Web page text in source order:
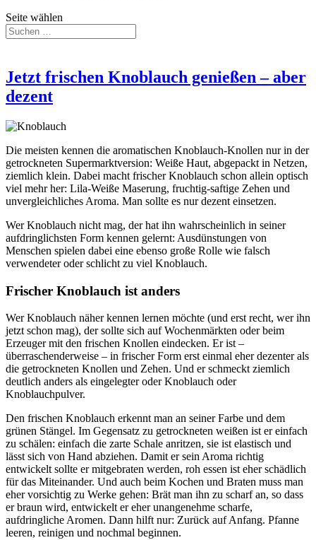
Seite wählen
Jetzt frischen Knoblauch genießen – aber
dezent
Die meisten kennen die aromatischen Knoblauch-Knollen nur in der
getrockneten Supermarktversion: Weiße Haut, abgepackt in Netzen,
ziemlich klein. Dabei macht frischer Knoblauch schon allein optisch
viel mehr her: Lila-Weiße Maserung, fruchtig-saftige Zehen und
unvergleichliches Aroma. Man sollte es nur dezent einsetzen.
Wer Knoblauch nicht mag, der hat ihn wahrscheinlich in seiner
aufdringlichsten Form kennen gelernt: Ausdünstungen von
Menschen spielen dabei eine ebenso große Rolle wie falsch
verwendeter oder schlicht zu viel Knoblauch.
Frischer Knoblauch ist anders
Wer Knoblauch näher kennen lernen möchte (und erst recht, wer ihn
jetzt schon mag), der sollte sich auf Wochenmärkten oder beim
Erzeuger mit den frischen Knollen eindecken. Er ist –
überraschenderweise – in frischer Form erst einmal eher dezenter als
die getrockneten Knollen und Zehen. Und er schmeckt ziemlich
deutlich anders als eingelegter oder Knoblauch oder
Knoblauchpulver.
Den frischen Knoblauch erkennt man an seiner Farbe und dem
grünen Stängel. Im Gegensatz zu getrockneten weißen ist er einfach
zu schälen: einfach die zarte Schale anritzen, sie ist elastisch und
lässt sich von Hand abziehen. Damit er sein Aroma richtig
entwickelt sollte er mitgebraten werden, roh essen ist eher schädlich
für das Miteinander. Und auch beim Kochen und Braten muss man
eher vorsichtig zu Werke gehen: Brät man ihn zu scharf an, so dass
er braun wird, entwickelt er eher unangenehme scharfe,
aufdringliche Aromen. Dann hilft nur: Zurück auf Anfang. Pfanne
leeren, reinigen und nochmal beginnen.